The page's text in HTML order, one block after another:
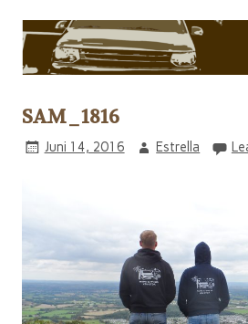
SAM_1816
Juni 14, 2016 Estrella